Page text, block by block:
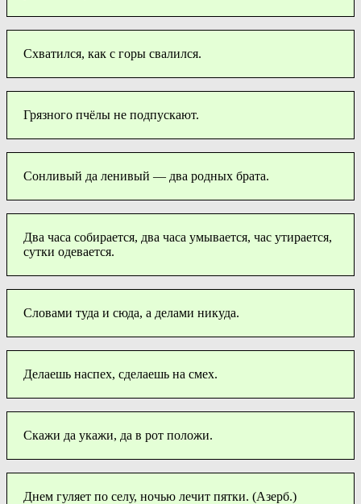
Схватился, как с горы свалился.
Грязного пчёлы не подпускают.
Сонливый да ленивый — два родных брата.
Два часа собирается, два часа умывается, час утирается,
сутки одевается.
Словами туда и сюда, а делами никуда.
Делаешь наспех, сделаешь на смех.
Скажи да укажи, да в рот положи.
Днем гуляет по селу, ночью лечит пятки. (Азерб.)